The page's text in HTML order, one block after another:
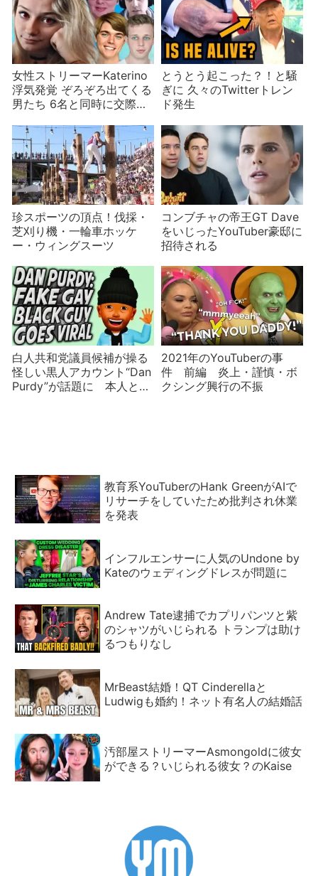
女性ストリーマーKaterino
浮気発覚 ぞろぞろ出てくる
男たち 6名と同時に交際
とうとう起こった？！と騒
ぎに 久々のTwitterトレン
ド発生
珍スポーツの頂点！伐採・
芝刈り機・一輪車ホッケ
ー・ウィングスーツ
コンブチャの帝王GT Dave
をいじったYouTuber豪邸に
招待される
白人共和党議員候補が操る
怪しい黒人アカウント“Dan
Purdy”が話題に 本人と名
2021年のYouTuberの事
件 前編 炎上・謹慎・ボ
クシング興行の不振
教育系YouTuberのHank GreenがAIで
リサーチをしていたため批判され休業
を発表
インフルエンサーに人気のUndone by
Kateのウェディングドレスが問題に
Andrew Tate逮捕でカプリパンツと紫
のシャツがいじられる トランプは助け
るつもりなし
MrBeast結婚！QT Cinderellaと
Ludwigも婚約！ネット有名人の結婚話
汚部屋ストリーマーAsmongoldに彼女
ができる？いじられる彼女？のKaise